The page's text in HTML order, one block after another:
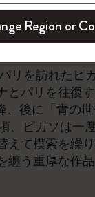
リを訪れたピ
とパリを往復
、後に「青の
、ピカソは一
えて模索を繰
纏う重厚な作
すぐ会員登
Region or